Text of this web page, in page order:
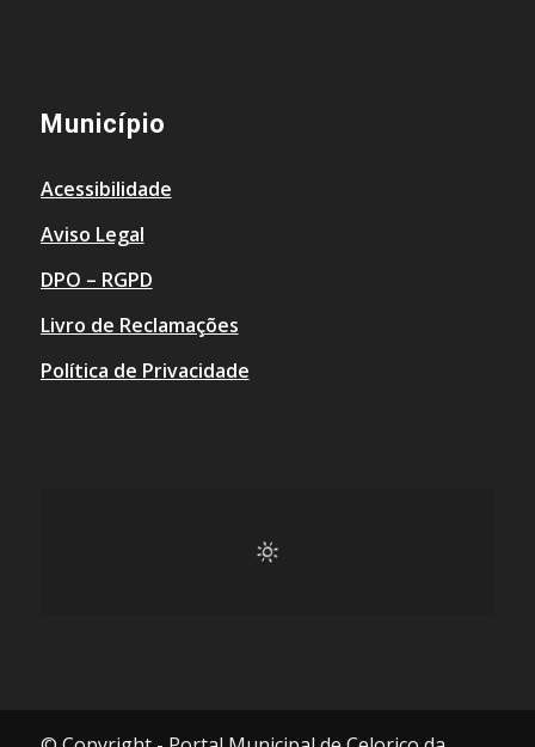
Município
Acessibilidade
Aviso Legal
DPO – RGPD
Livro de Reclamações
Política de Privacidade